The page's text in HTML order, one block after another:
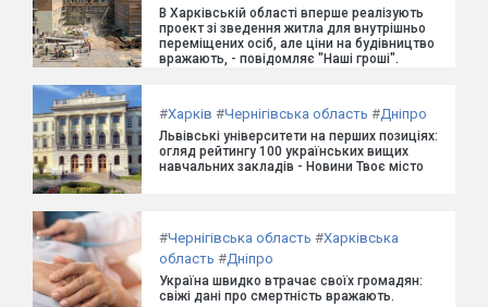
В Харківській області вперше реалізують
проект зі зведення житла для внутрішньо
переміщених осіб, але ціни на будівництво
вражають, - повідомляє "Наші гроші".
#Харків #Чернігівська область #Дніпро
Львівські університети на перших позиціях:
огляд рейтингу 100 українських вищих
навчальних закладів - Новини Твоє місто
#Чернігівська область #Харківська
область #Дніпро
Україна швидко втрачає своїх громадян:
свіжі дані про смертність вражають.